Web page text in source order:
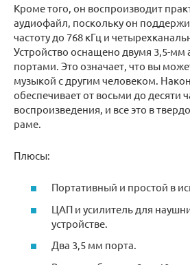
Кроме того, он воспроизводит
аудиофайл, поскольку он
частоту до 768 кГц и
Устройство оснащено двумя 3,5-мм
портами. Это означает, что вы
музыкой с другим человеком.
обеспечивает от восьми до десяти
воспроизведения, и все это в
раме.
Плюсы:
Портативный и простой в
ЦАП и усилитель для
устройстве.
Два 3,5 мм порта.